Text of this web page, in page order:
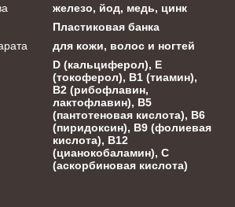
железо, йод, медь, цинк
Пластиковая банка
для кожи, волос и ногтей
D (кальциферол), Е
(токоферол), В1 (тиамин),
В2 (рибофлавин,
лактофлавин), В5
(пантотеновая кислота), В6
(пиридоксин), В9 (фолиевая
кислота), В12
(цианокобаламин), С
(аскорбиновая кислота)